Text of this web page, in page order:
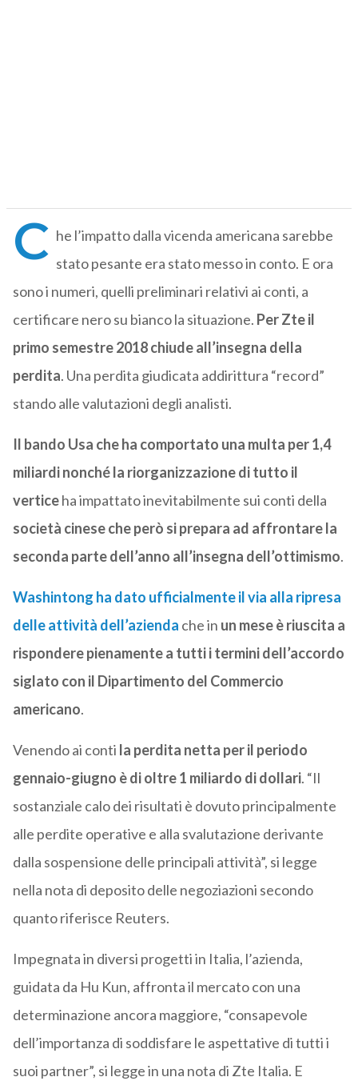
C he l’impatto dalla vicenda americana sarebbe
stato pesante era stato messo in conto. E ora
sono i numeri, quelli preliminari relativi ai conti, a
certificare nero su bianco la situazione. Per Zte il
primo semestre 2018 chiude all’insegna della
perdita. Una perdita giudicata addirittura “record”
stando alle valutazioni degli analisti.
Il bando Usa che ha comportato una multa per 1,4
miliardi nonché la riorganizzazione di tutto il
verticeha impattato inevitabilmente sui conti della
società cinese che però si prepara ad affrontare la
seconda parte dell’anno all’insegna dell’ottimismo.
Washintong ha dato ufficialmente il via alla ripresa
delle attività dell’azienda che in un mese è riuscita a
rispondere pienamente a tutti i termini dell’accordo
siglato con il Dipartimento del Commercio
americano.
Venendo ai conti la perdita netta per il periodo
gennaio-giugno è di oltre 1 miliardo di dollari. “Il
sostanziale calo dei risultati è dovuto principalmente
alle perdite operative e alla svalutazione derivante
dalla sospensione delle principali attività”, si legge
nella nota di deposito delle negoziazioni secondo
quanto riferisce Reuters.
Impegnata in diversi progetti in Italia, l’azienda,
guidata da Hu Kun, affronta il mercato con una
determinazione ancora maggiore, “consapevole
dell’importanza di soddisfare le aspettative di tutti i
suoi partner”, si legge in una nota di Zte Italia. E